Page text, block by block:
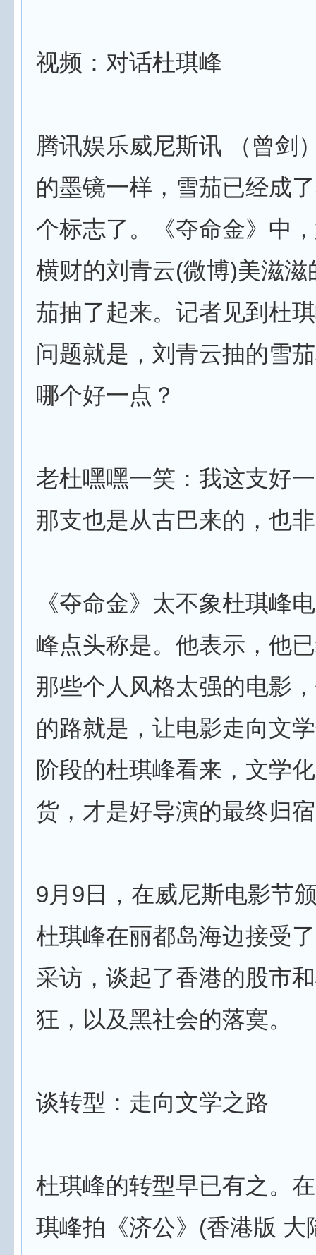
视频：对话杜琪峰
腾讯娱乐威尼斯讯 （曾剑
的墨镜一样，雪茄已经成
个标志了。《夺命金》中
横财的刘青云(微博)美滋滋
茄抽了起来。记者见到杜
问题就是，刘青云抽的雪
哪个好一点？
老杜嘿嘿一笑：我这支好
那支也是从古巴来的，也
《夺命金》太不象杜琪峰
峰点头称是。他表示，他
那些个人风格太强的电影
的路就是，让电影走向文
阶段的杜琪峰看来，文学
货，才是好导演的最终归
9月9日，在威尼斯电影节
杜琪峰在丽都岛海边接受
采访，谈起了香港的股市
狂，以及黑社会的落寞。
谈转型：走向文学之路
杜琪峰的转型早已有之。
琪峰拍《济公》(香港版 大